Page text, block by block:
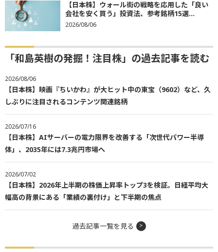
【日本株】ウォール街の戦略を応用した「良い
会社を安く買う」投資法、参考銘柄15選...
2026/08/06
「和島英樹の発掘！注目株」の過去記事を読む
2026/08/06
【日本株】映画『ちいかわ』が大ヒット中の東宝（9602）など、久
しぶりに注目されるコンテンツ関連銘柄
2026/07/16
【日本株】AIサーバーの電力限界を改善する「次世代パワー半導
体」、2035年には7.3兆円市場へ
2026/07/02
【日本株】2026年上半期の株価上昇率トップ3を検証。日経平均大
幅高の背景にある「業績の裏付け」と下半期の焦点
過去記事一覧を見る